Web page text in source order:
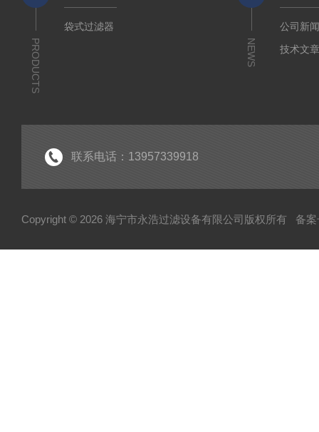
PRODUCTS
袋式过滤器
NEWS
公司新
技术文
联系电话：13957339918
Copyright © 2026 海宁市永浩过滤设备有限公司版权所有 备案